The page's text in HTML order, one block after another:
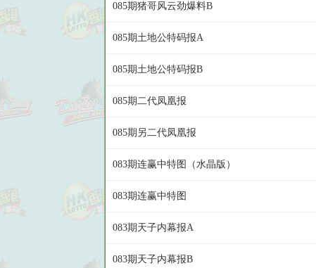
085期猪哥风云劲爆料B
085期土地公特码报A
085期土地公特码报B
085期二代凤凰报
085期另二代凤凰报
083期连赢中特图（水晶版）
083期连赢中特图
083期天子内幕报A
083期天子内幕报B